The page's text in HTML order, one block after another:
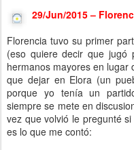
29/Jun/2015 –
Florencia tuvo su primer
(eso quiere decir que jugó
hermanos mayores en lugar
que dejar en Elora (un
porque yo tenía un
siempre se mete en
vez que volvió le pregunté si
es lo que me contó: